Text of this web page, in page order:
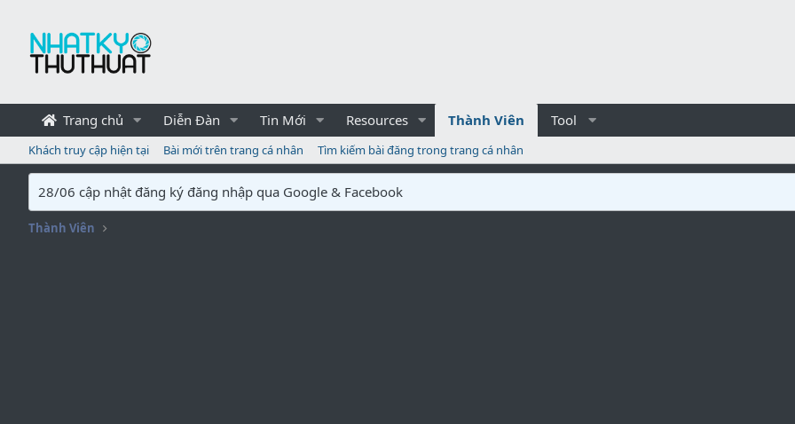
Trang chủ Diễn Đàn Tin Mới Resources Thành Viên Tool
Khách truy cập hiện tại Bài mới trên trang cá nhân Tìm kiếm bài đăng trong trang cá nhân
28/06 cập nhật đăng ký đăng nhập qua Google & Facebook
Thành Viên